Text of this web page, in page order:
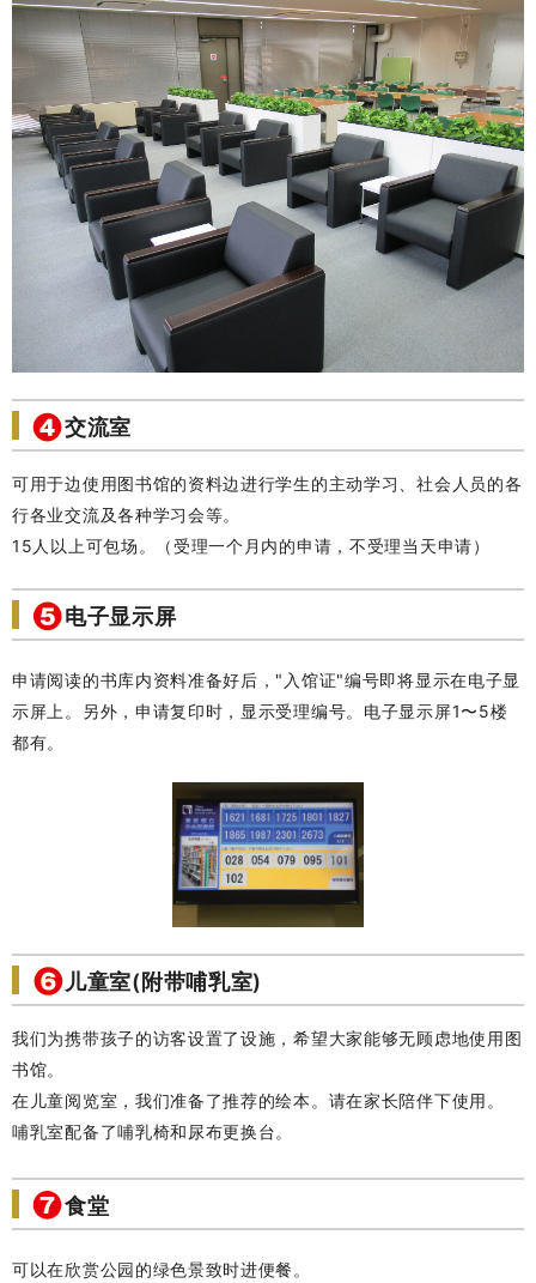
交流室
可用于边使用图书馆的资料边进行学生的主动学习、社会人员的各
行各业交流及各种学习会等。
15人以上可包场。（受理一个月内的申请，不受理当天申请）
电子显示屏
申请阅读的书库内资料准备好后，"入馆证"编号即将显示在电子显
示屏上。另外，申请复印时，显示受理编号。电子显示屏1〜5楼
都有。
儿童室(附带哺乳室)
我们为携带孩子的访客设置了设施，希望大家能够无顾虑地使用图
书馆。
在儿童阅览室，我们准备了推荐的绘本。请在家长陪伴下使用。
哺乳室配备了哺乳椅和尿布更换台。
食堂
可以在欣赏公园的绿色景致时进便餐。